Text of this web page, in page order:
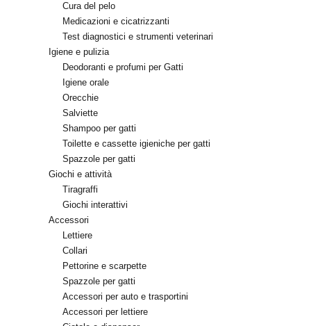
Cura del pelo
Medicazioni e cicatrizzanti
Test diagnostici e strumenti veterinari
Igiene e pulizia
Deodoranti e profumi per Gatti
Igiene orale
Orecchie
Salviette
Shampoo per gatti
Toilette e cassette igieniche per gatti
Spazzole per gatti
Giochi e attività
Tiragraffi
Giochi interattivi
Accessori
Lettiere
Collari
Pettorine e scarpette
Spazzole per gatti
Accessori per auto e trasportini
Accessori per lettiere